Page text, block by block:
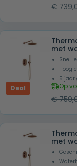
€
met
Snel
Hoog
5 jaar
Op
€
Deal
met